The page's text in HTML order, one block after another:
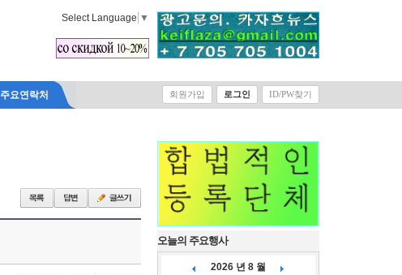
Select Language ▼
주요연락처 회원가입 로그인 ID/PW찾기
오늘의 주요행사
2026 년 8 월